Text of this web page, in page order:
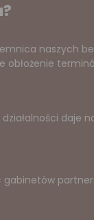
naszych
obłożenie
działalności daje
gabinetów